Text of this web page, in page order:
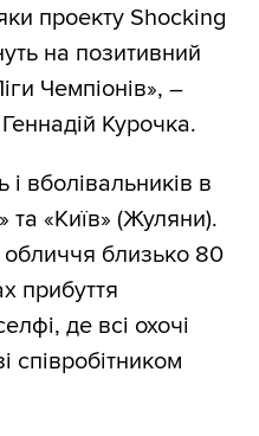
проекту Shocking
на позитивний
Чемпіонів», –
Курочка.
і вболівальників в
та «Київ» (Жуляни).
близько 80
прибуття
де всі охочі
співробітником